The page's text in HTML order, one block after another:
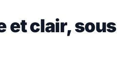
et clair, sous